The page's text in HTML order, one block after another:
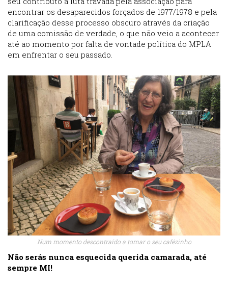
encontrar os desaparecidos forçados de 1977/1978 e pela
clarificação desse processo obscuro através da criação
de uma comissão de verdade, o que não veio a acontecer
até ao momento por falta de vontade política do MPLA
em enfrentar o seu passado.
Num momento descontraído a tomar o seu cafézinho
Não serás nunca esquecida querida camarada, até
sempre MI!